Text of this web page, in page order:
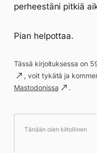
perheestäni pitkiä
Pian helpottaa.
Tässä kirjoituksessa on
, voit tykätä ja
Mastodonissa
.
Tänään olen kiitollinen